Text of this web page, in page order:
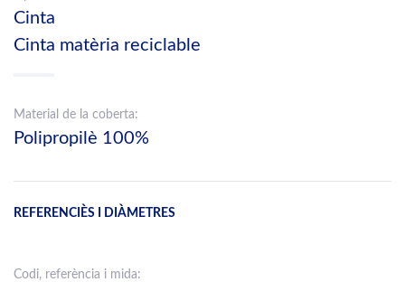
Cinta
Cinta matèria reciclable
Material de la coberta:
Polipropilè 100%
REFERENCIÈS I DIÀMETRES
Codi, referència i mida: